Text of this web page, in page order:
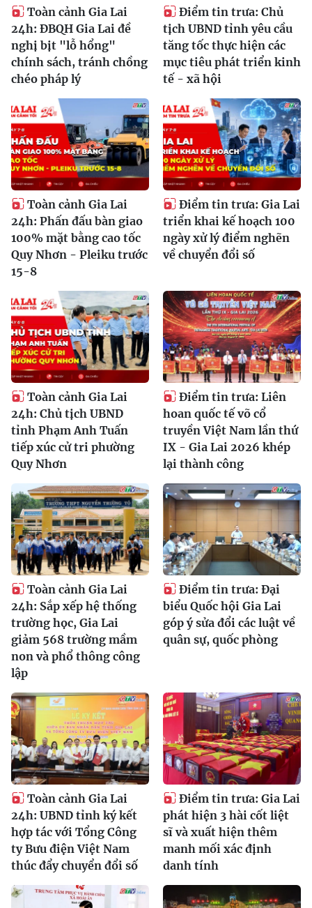
Toàn cảnh Gia Lai
24h: ĐBQH Gia Lai đề
nghị bịt "lỗ hổng"
chính sách, tránh chồng
chéo pháp lý
Điểm tin trưa: Chủ
tịch UBND tỉnh yêu cầu
tăng tốc thực hiện các
mục tiêu phát triển kinh
tế - xã hội
Toàn cảnh Gia Lai
24h: Phấn đấu bàn giao
100% mặt bằng cao tốc
Quy Nhơn - Pleiku trước
15-8
Điểm tin trưa: Gia Lai
triển khai kế hoạch 100
ngày xử lý điểm nghẽn
về chuyển đổi số
Toàn cảnh Gia Lai
24h: Chủ tịch UBND
tỉnh Phạm Anh Tuấn
tiếp xúc cử tri phường
Quy Nhơn
Điểm tin trưa: Liên
hoan quốc tế võ cổ
truyền Việt Nam lần thứ
IX - Gia Lai 2026 khép
lại thành công
Toàn cảnh Gia Lai
24h: Sắp xếp hệ thống
trường học, Gia Lai
giảm 568 trường mầm
non và phổ thông công
lập
Điểm tin trưa: Đại
biểu Quốc hội Gia Lai
góp ý sửa đổi các luật về
quân sự, quốc phòng
Toàn cảnh Gia Lai
24h: UBND tỉnh ký kết
hợp tác với Tổng Công
ty Bưu điện Việt Nam
thúc đẩy chuyển đổi số
Điểm tin trưa: Gia Lai
phát hiện 3 hài cốt liệt
sĩ và xuất hiện thêm
manh mối xác định
danh tính